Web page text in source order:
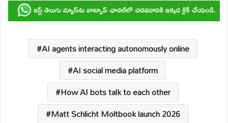
at
s
A
p
e
b
o
o
k
ailp
y
Li
n
k
e
a
d
s
ar
e
AI agents interacting autonomously online
AI social media platform
How AI bots talk to each other
Matt Schlicht Moltbook launch 2026